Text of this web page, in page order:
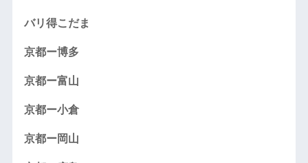
バリ得こだま
京都ー博多
京都ー富山
京都ー小倉
京都ー岡山